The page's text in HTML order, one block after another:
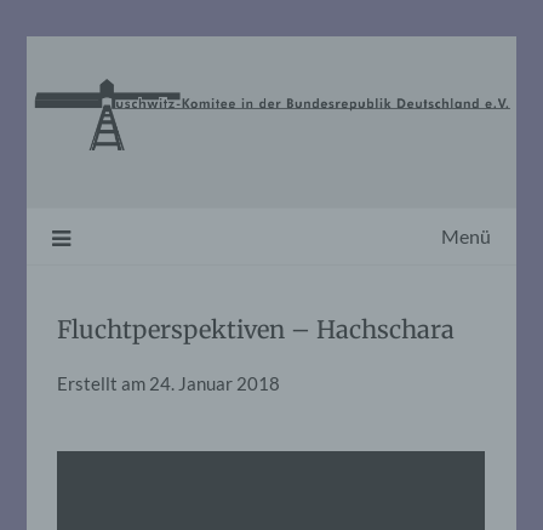
Menü
Fluchtperspektiven – Hachschara
Erstellt am 24. Januar 2018